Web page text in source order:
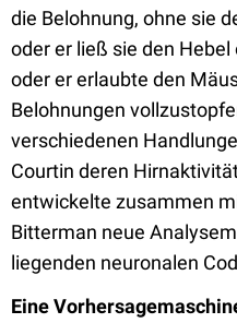
die Belohnung, ohne sie
oder er ließ sie den
oder er erlaubte den
Belohnungen
verschiedenen
Courtin deren
entwickelte zusammen
Bitterman neue
liegenden neuronalen
Eine